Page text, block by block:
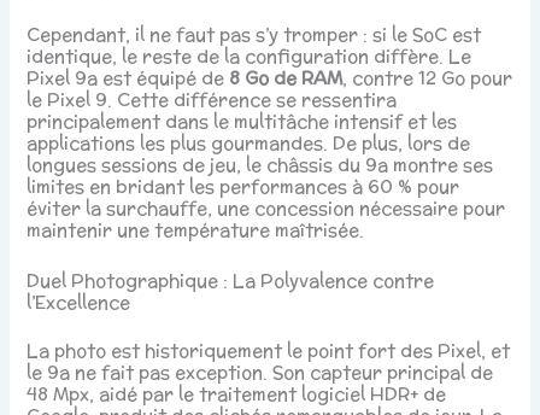
Cependant, il ne faut pas s’y tromper : si le SoC est
identique, le reste de la configuration diffère. Le
Pixel 9a est équipé de 8 Go de RAM, contre 12 Go pour
le Pixel 9. Cette différence se ressentira
principalement dans le multitâche intensif et les
applications les plus gourmandes. De plus, lors de
longues sessions de jeu, le châssis du 9a montre ses
limites en bridant les performances à 60 % pour
éviter la surchauffe, une concession nécessaire pour
maintenir une température maîtrisée.
Duel Photographique : La Polyvalence contre
l’Excellence
La photo est historiquement le point fort des Pixel, et
le 9a ne fait pas exception. Son capteur principal de
48 Mpx, aidé par le traitement logiciel HDR+ de